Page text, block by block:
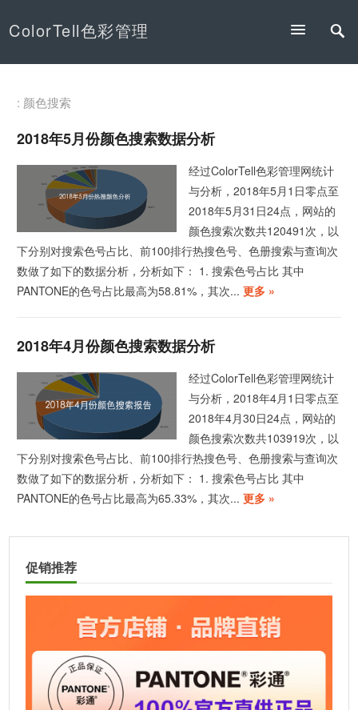
ColorTell色彩管理
: 颜色搜索
2018年5月份颜色搜索数据分析
经过ColorTell色彩管理网统计
与分析，2018年5月1日零点至
2018年5月31日24点，网站的
颜色搜索次数共120491次，以
下分别对搜索色号占比、前100排行热搜色号、色册搜索与查询次
数做了如下的数据分析，分析如下： 1. 搜索色号占比 其中
PANTONE的色号占比最高为58.81%，其次...更多 »
2018年4月份颜色搜索数据分析
经过ColorTell色彩管理网统计
与分析，2018年4月1日零点至
2018年4月30日24点，网站的
颜色搜索次数共103919次，以
下分别对搜索色号占比、前100排行热搜色号、色册搜索与查询次
数做了如下的数据分析，分析如下： 1. 搜索色号占比 其中
PANTONE的色号占比最高为65.33%，其次...更多 »
促销推荐